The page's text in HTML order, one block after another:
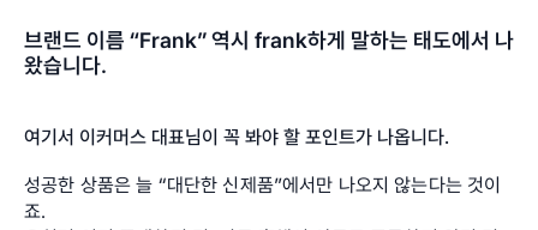
브랜드 이름 “Frank” 역시 frank하게 말하는 태도에서 나
왔습니다.
여기서 이커머스 대표님이 꼭 봐야 할 포인트가 나옵니다.
성공한 상품은 늘 “대단한 신제품”에서만 나오지 않는다는 것이
죠.